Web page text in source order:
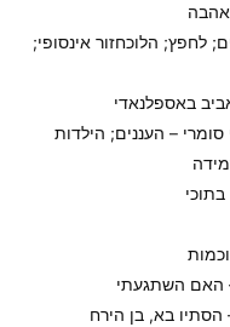
– החופים; לחפץ; הלוכחזור אינסופי;
אני סומרי – העננים; הילדות